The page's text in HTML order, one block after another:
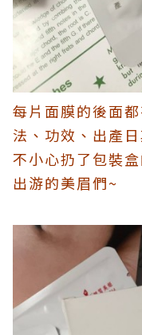
每片面膜的後面
法、功效、出產
不小心扔了包裝
出游的美眉們~